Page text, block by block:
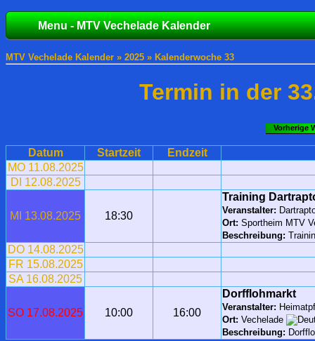
Menu - MTV Vechelade Kalender
MTV Vechelade Kalender » 2025 » Kalenderwoche 33
Termin in der
Vorherige
Datum Startzeit
Endzeit
MO 11.08.2025
DI 12.08.2025
MI 13.08.2025 18:30
Training
Veranstalter:
Ort: Sportheim MTV
Beschreibung:
DO 14.08.2025
FR 15.08.2025
SA 16.08.2025
SO 17.08.2025 10:00 16:00
Dorfflohmarkt
Veranstalter:
Ort: Vechelade
Beschreibung: